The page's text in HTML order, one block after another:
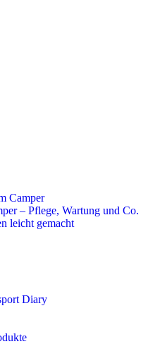
Camper
– Pflege, Wartung und Co.
leicht gemacht
Diary